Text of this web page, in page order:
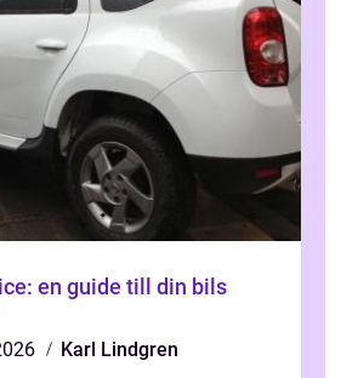
en guide till din bils
Karl Lindgren